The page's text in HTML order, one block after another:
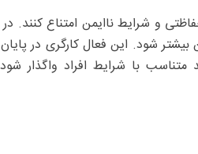
و شرایط ناایمن امتناع کنند.
شود. این فعال کارگری در
با شرایط افراد واگذار